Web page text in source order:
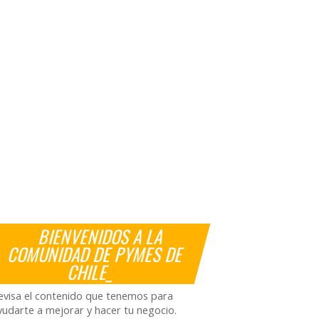
BIENVENIDOS A LA
COMUNIDAD DE PYMES DE
CHILE_
el contenido que tenemos para
a mejorar y hacer tu negocio.